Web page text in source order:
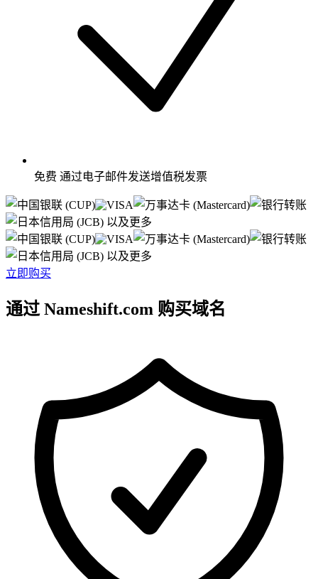
免费 通过电子邮件发送增值税发票
以及更多
以及更多
立即购买
通过 Nameshift.com 购买域名